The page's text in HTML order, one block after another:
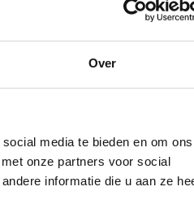
Over
media te bieden en om ons
onze partners voor social
informatie die u aan ze